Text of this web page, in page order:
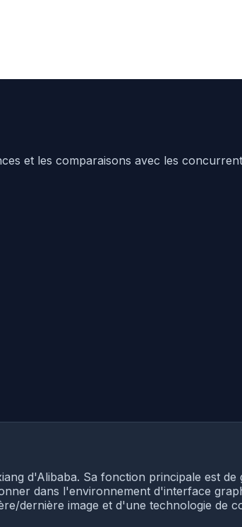
et les comparaisons avec les
d'Alibaba. Sa fonction principale est de
dans l'environnement d'interface
dernière image et d'une technologie de